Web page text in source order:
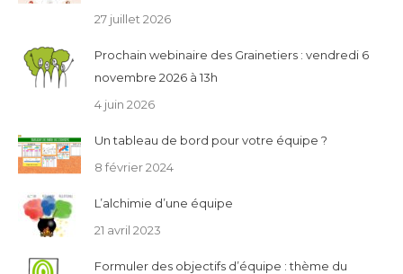
27 juillet 2026
Prochain webinaire des Grainetiers : vendredi 6
novembre 2026 à 13h
4 juin 2026
Un tableau de bord pour votre équipe ?
8 février 2024
L’alchimie d’une équipe
21 avril 2023
Formuler des objectifs d’équipe : thème du